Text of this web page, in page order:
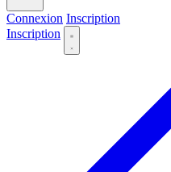
Connexion Inscription
Inscription